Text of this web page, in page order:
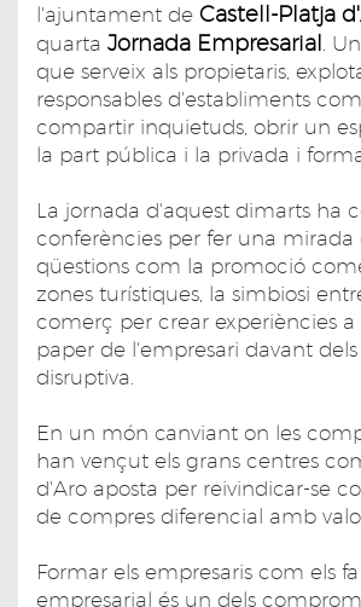
l'ajuntament de Castell-Platja
quarta Jornada Empresarial .
que serveix als propietaris,
responsables d'establiments
compartir inquietuds, obrir un
la part pública i la privada i
La jornada d'aquest dimarts ha
conferències per fer una mirada
qüestions com la promoció
zones turístiques, la simbiosi
comerç per crear experiències a
paper de l'empresari davant
disruptiva.
En un món canviant on les
han vençut els grans centres
d'Aro aposta per reivindicar-se
de compres diferencial amb
Formar els empresaris com els
empresarial és un dels